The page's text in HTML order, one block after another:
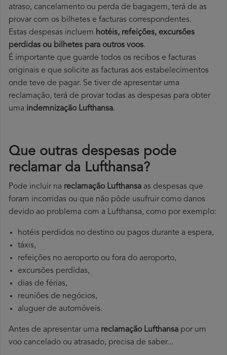
atraso, cancelamento ou perda de bagagem, terá de as
provar com os bilhetes e facturas correspondentes.
Estas despesas incluem hotéis, refeições, excursões
perdidas ou bilhetes para outros voos.
É importante que guarde todos os recibos e facturas
originais e que solicite as facturas aos estabelecimentos
onde teve de pagar. Se tiver de apresentar uma
reclamação, terá de provar todas as despesas para obter
uma indemnização Lufthansa.
Que outras despesas pode
reclamar da Lufthansa?
Pode incluir na reclamação Lufthansa as despesas que
foram incorridas ou que não pôde usufruir como danos
devido ao problema com a Lufthansa, como por exemplo:
hotéis perdidos no destino ou pagos durante a espera,
táxis,
refeições no aeroporto ou fora do aeroporto,
excursões perdidas,
dias de férias,
reuniões de negócios,
aluguer de automóveis.
Antes de apresentar uma reclamação Lufthansa por um
voo cancelado ou atrasado, precisa de saber...